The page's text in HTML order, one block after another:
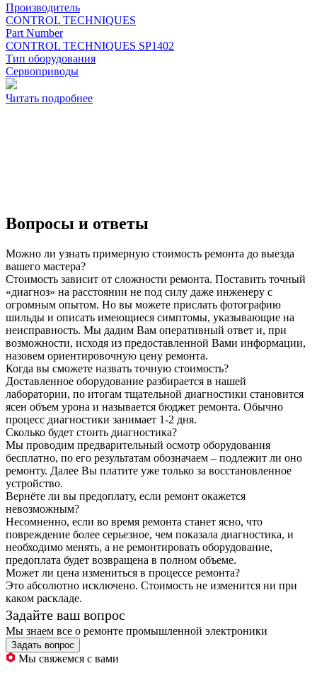
Производитель
CONTROL TECHNIQUES
Part Number
CONTROL TECHNIQUES SP1402
Тип оборудования
Сервоприводы
Читать подробнее
Вопросы и ответы
Можно ли узнать примерную стоимость ремонта до выезда
вашего мастера?
Стоимость зависит от сложности ремонта. Поставить точный
«диагноз» на расстоянии не под силу даже инженеру с
огромным опытом. Но вы можете прислать фотографию
шильды и описать имеющиеся симптомы, указывающие на
неисправность. Мы дадим Вам оперативный ответ и, при
возможности, исходя из предоставленной Вами информации,
назовем ориентировочную цену ремонта.
Когда вы сможете назвать точную стоимость?
Доставленное оборудование разбирается в нашей
лаборатории, по итогам тщательной диагностики становится
ясен объем урона и называется бюджет ремонта. Обычно
процесс диагностики занимает 1-2 дня.
Сколько будет стоить диагностика?
Мы проводим предварительный осмотр оборудования
бесплатно, по его результатам обозначаем – подлежит ли оно
ремонту. Далее Вы платите уже только за восстановленное
устройство.
Вернёте ли вы предоплату, если ремонт окажется
невозможным?
Несомненно, если во время ремонта станет ясно, что
повреждение более серьезное, чем показала диагностика, и
необходимо менять, а не ремонтировать оборудование,
предоплата будет возвращена в полном объеме.
Может ли цена измениться в процессе ремонта?
Это абсолютно исключено. Стоимость не изменится ни при
каком раскладе.
Задайте ваш вопрос
Мы знаем все о ремонте промышленной электроники
Задать вопрос
Мы свяжемся с вами